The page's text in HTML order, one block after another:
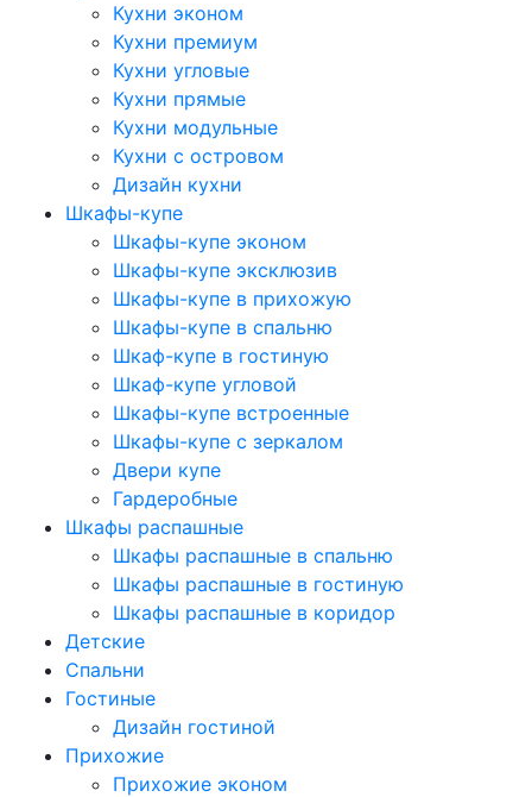
Кухни эконом
Кухни премиум
Кухни угловые
Кухни прямые
Кухни модульные
Кухни с островом
Дизайн кухни
Шкафы-купе
Шкафы-купе эконом
Шкафы-купе эксклюзив
Шкафы-купе в прихожую
Шкафы-купе в спальню
Шкаф-купе в гостиную
Шкаф-купе угловой
Шкафы-купе встроенные
Шкафы-купе с зеркалом
Двери купе
Гардеробные
Шкафы распашные
Шкафы распашные в спальню
Шкафы распашные в гостиную
Шкафы распашные в коридор
Детские
Спальни
Гостиные
Дизайн гостиной
Прихожие
Прихожие эконом